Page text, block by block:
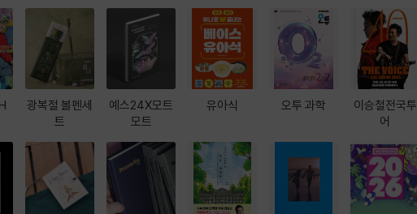
광복절 볼펜세
트
예스24X모트
모트
유아식 오투 과학
이승철전국투
어